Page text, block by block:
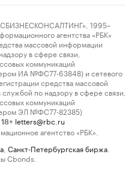
1995–
агентства «РБК»
массовой информации
в сфере связи,
коммуникаций
ИА №ФС77-63848) и сетевого
средства массовой
по надзору в сфере связи,
коммуникаций
ЭЛ №ФС77-82385)
18+ letters@rbc.ru
агентство «РБК».
Санкт-Петербургская биржа
Cbonds.